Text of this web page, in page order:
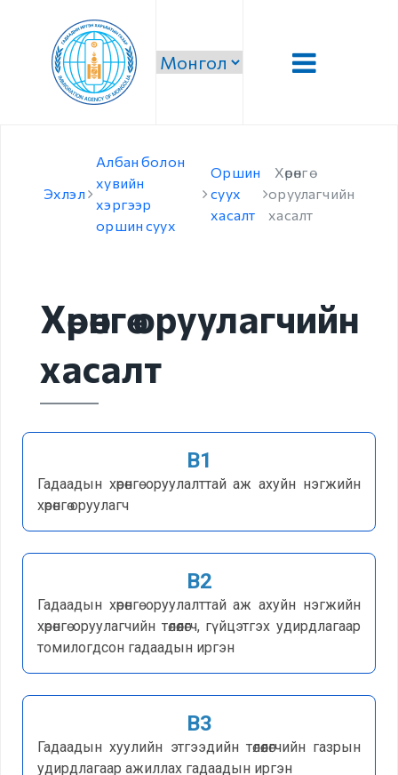
Удирдлага
Алсын хараа, эрхэм
зорилго, тэргүүлэх
зорилт
Чиг үүрэг
Зохион
байгуулалтын нэгж
Түүхэн товчоо
Визийн зөвшөөрөл
Виз
Виз сунгалт
Оршин суух
зөвшөөрөл
Иргэд харилцан
визгүй зорчих орны
Эхлэл
Албан болон
хувийн
хэргээр
оршин суух
Оршин
суух
хасалт
Хөрөнгө
оруулагчийн
хасалт
Хөрөнгө оруулагчийн
хасалт
B1
Гадаадын хөрөнгө оруулалттай аж ахуйн нэгжийн
хөрөнгө оруулагч
B2
Гадаадын хөрөнгө оруулалттай аж ахуйн нэгжийн
хөрөнгө оруулагчийн төлөөлөгч, гүйцэтгэх удирдлагаар
томилогдсон гадаадын иргэн
B3
Гадаадын хуулийн этгээдийн төлөөлөгчийн газрын
удирдлагаар ажиллах гадаадын иргэн